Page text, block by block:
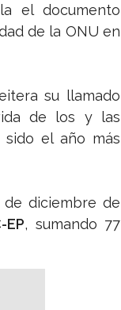
el documento
de la ONU en
su llamado
de los y las
sido el año más
diciembre de
, sumando 77